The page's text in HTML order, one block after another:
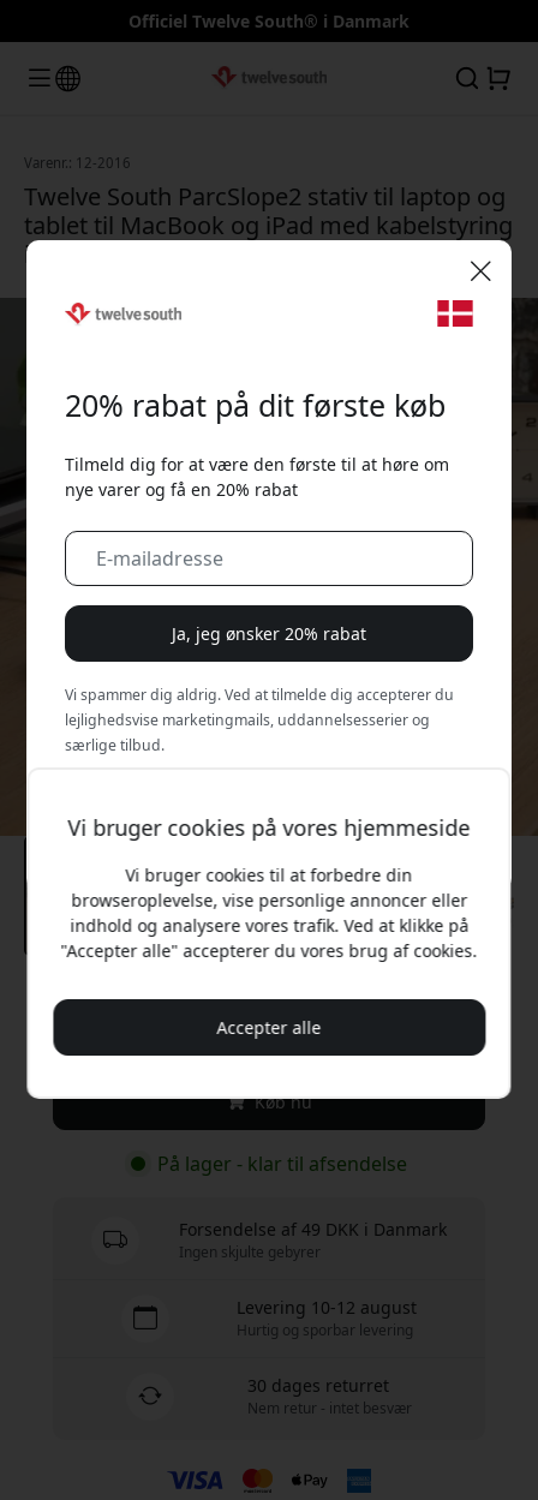
Officiel Twelve South® i Danmark
Varenr.: 12-2016
Twelve South ParcSlope2 stativ til laptop og
tablet til MacBook og iPad med kabelstyring
i robust metal - Sort
Anbefalet pris
199 DKK
Køb nu
På lager - klar til afsendelse
Forsendelse af 49 DKK i Danmark
Ingen skjulte gebyrer
Levering 10-12 august
Hurtig og sporbar levering
30 dages returret
Nem retur - intet besvær
Vi bruger cookies på vores hjemmeside
Vi bruger cookies til at forbedre din
browseroplevelse, vise personlige annoncer eller
indhold og analysere vores trafik. Ved at klikke på
"Accepter alle" accepterer du vores brug af cookies.
Accepter alle
20% rabat på dit første køb
Tilmeld dig for at være den første til at høre om
nye varer og få en 20% rabat
Ja, jeg ønsker 20% rabat
Vi spammer dig aldrig. Ved at tilmelde dig accepterer du
lejlighedsvise marketingmails, uddannelsesserier og
særlige tilbud.
🎉 Din rabatkode: